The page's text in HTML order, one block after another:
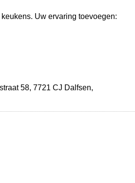
Uw ervaring toevoegen:
58, 7721 CJ Dalfsen,